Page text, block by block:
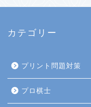
カテゴリー
プリント問題対策
プロ棋士